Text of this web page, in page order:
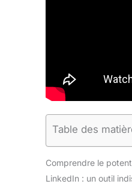
Table des
Comprendre le
LinkedIn : un outil